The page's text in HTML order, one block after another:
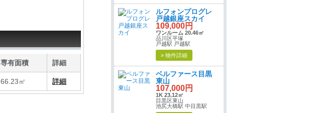
専有面積 詳細
66.23㎡ 詳細
ルフォンプログレ
戸越銀座スカイ
109,000円
ワンルーム 20.46㎡
品川区平塚
戸越駅 戸越駅
» 物件詳細
ベルファース目黒
東山
107,000円
1K 23.12㎡
目黒区東山
池尻大橋駅 中目黒駅